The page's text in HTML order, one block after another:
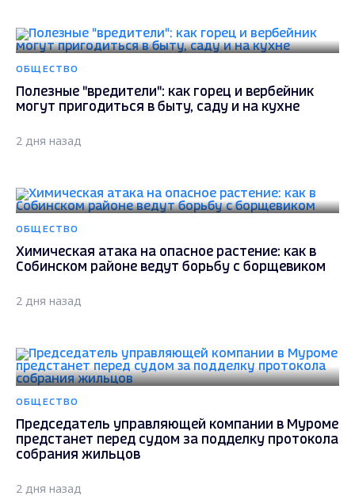
ОБЩЕСТВО
Полезные "вредители": как горец и вербейник
могут пригодиться в быту, саду и на кухне
2 дня назад
ОБЩЕСТВО
Химическая атака на опасное растение: как в
Собинском районе ведут борьбу с борщевиком
2 дня назад
ОБЩЕСТВО
Председатель управляющей компании в Муроме
предстанет перед судом за подделку протокола
собрания жильцов
2 дня назад